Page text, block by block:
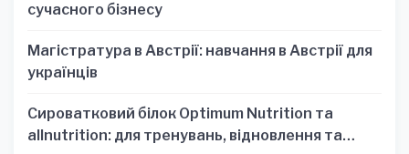
сучасного бізнесу
Магістратура в Австрії: навчання в Австрії для
українців
Сироватковий білок Optimum Nutrition та
allnutrition: для тренувань, відновлення та